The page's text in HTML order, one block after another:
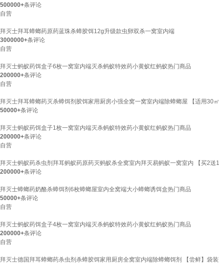
500000+条评论
自营
拜灭士拜耳蟑螂药原药蓝珠杀蟑胶饵12g升级款虫卵双杀一窝室内端
3000000+条评论
自营
拜灭士蚂蚁药饵盒子6枚一窝室内端灭杀蚂蚁特效药小黄蚁红蚂蚁热门商品
200000+条评论
自营
拜灭士拜耳蟑螂药灭杀蟑饵剂胶饵家用厨房小强全窝一窝室内端除蟑螂屋 【适用30
50000+条评论
拜灭士蚂蚁药饵盒子1枚一窝室内端灭杀蚂蚁特效药小黄蚁红蚂蚁热门商品
200000+条评论
自营
拜灭士蚂蚁药杀虫剂拜耳蚂蚁药原药灭蚂蚁杀全窝室内拜灭易蚂蚁一窝室内 【买2送
200000+条评论
拜灭士蟑螂药奶酪杀蟑饵剂6枚蟑螂屋室内全窝端大小蟑螂诱饵盒热门商品
50000+条评论
自营
拜灭士蚂蚁药饵盒子4枚一窝室内端灭杀蚂蚁特效药小黄蚁红蚂蚁热门商品
200000+条评论
自营
拜灭士德国拜耳蟑螂药杀虫剂杀蟑胶饵家用厨房全窝室内端除蟑螂饵剂 【尝鲜】袋